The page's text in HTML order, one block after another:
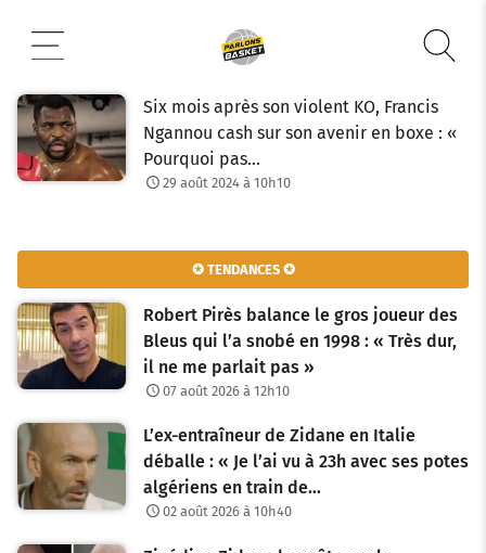
contenu
Six mois après son violent KO, Francis
Ngannou cash sur son avenir en boxe : «
Pourquoi pas…
29 août 2024 à 10h10
✪ TENDANCES ✪
Robert Pirès balance le gros joueur des
Bleus qui l’a snobé en 1998 : « Très dur,
il ne me parlait pas »
07 août 2026 à 12h10
L’ex-entraîneur de Zidane en Italie
déballe : « Je l’ai vu à 23h avec ses potes
algériens en train de…
02 août 2026 à 10h40